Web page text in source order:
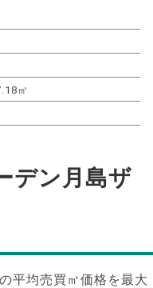
㎡
デン月島ザ
平均売買㎡価格を最大